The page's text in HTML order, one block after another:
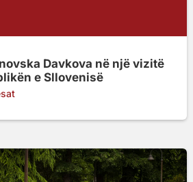
Davkova në një vizitë
e Sllovenisë